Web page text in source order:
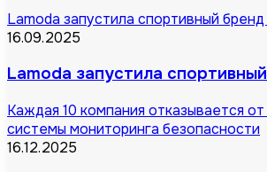
Lamoda запустила спортивный
16.09.2025
Lamoda запустила
Каждая 10 компания отказывается
системы мониторинга безопасности
16.12.2025